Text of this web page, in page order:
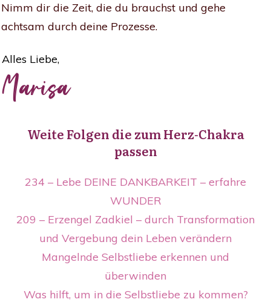
Nimm dir die Zeit, die du brauchst und gehe
achtsam durch deine Prozesse.
Alles Liebe,
Marisa
Weite Folgen die zum Herz-Chakra
passen
234 – Lebe DEINE DANKBARKEIT – erfahre
WUNDER
209 – Erzengel Zadkiel – durch Transformation
und Vergebung dein Leben verändern
Mangelnde Selbstliebe erkennen und
überwinden
Was hilft, um in die Selbstliebe zu kommen?